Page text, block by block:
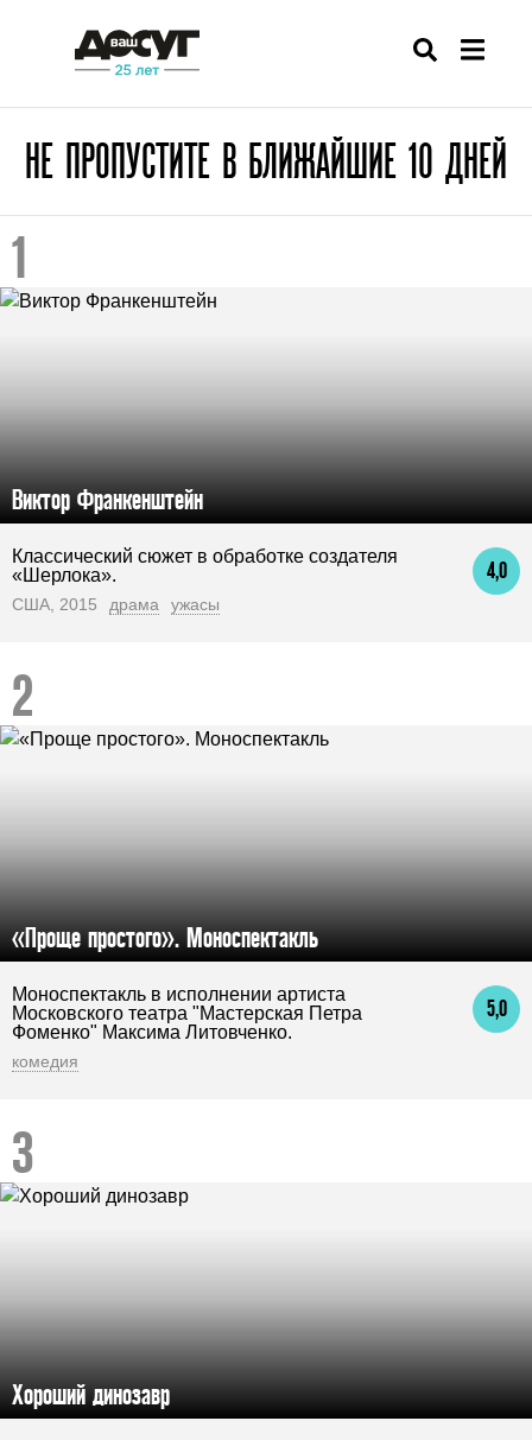
НЕ ПРОПУСТИТЕ В БЛИЖАЙШИЕ 10 ДНЕЙ
Виктор Франкенштейн
4,0
Классический сюжет в обработке создателя
«Шерлока».
США, 2015 драма ужасы
«Проще простого». Моноспектакль
5,0
Моноспектакль в исполнении артиста
Московского театра "Мастерская Петра
Фоменко" Максима Литовченко.
комедия
Хороший динозавр